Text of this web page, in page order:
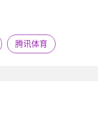
腾讯体育